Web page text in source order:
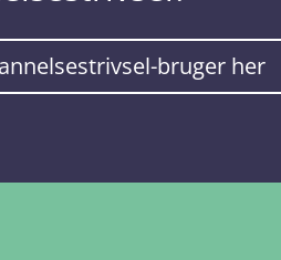
bruger her